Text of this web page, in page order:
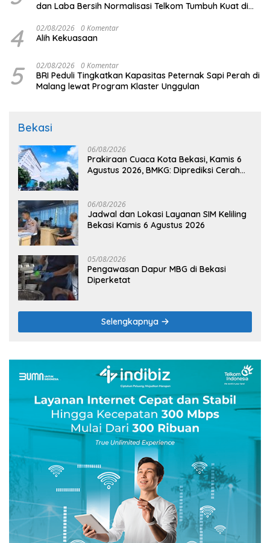
dan Laba Bersih Normalisasi Telkom Tumbuh Kuat di
4 02/08/2026 0 Komentar
Alih Kekuasaan
5 02/08/2026 0 Komentar
BRI Peduli Tingkatkan Kapasitas Peternak Sapi Perah di
Malang lewat Program Klaster Unggulan
Bekasi
06/08/2026
Prakiraan Cuaca Kota Bekasi, Kamis 6
Agustus 2026, BMKG: Diprediksi Cerah
06/08/2026
Jadwal dan Lokasi Layanan SIM Keliling
Bekasi Kamis 6 Agustus 2026
05/08/2026
Pengawasan Dapur MBG di Bekasi
Diperketat
Selengkapnya